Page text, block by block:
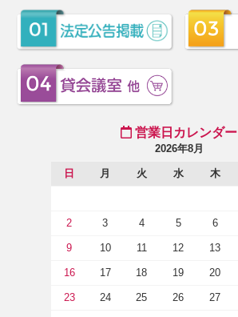
営業日カレンダー
2026年8月
日 月 火 水 木
2 3 4 5 6
9 10 11 12 13
16 17 18 19 20
23 24 25 26 27